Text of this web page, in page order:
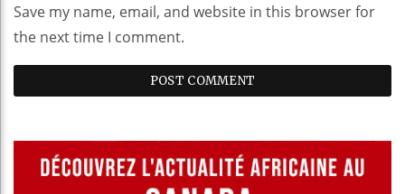
Save my name, email, and website in this browser for
the next time I comment.